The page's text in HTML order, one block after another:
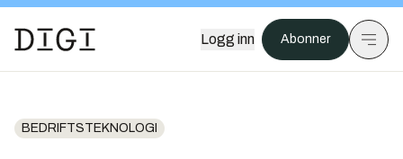
Logg inn Abonner
BEDRIFTSTEKNOLOGI